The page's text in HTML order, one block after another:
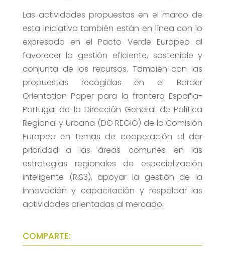
Las actividades propuestas en el marco de
esta iniciativa también están en línea con lo
expresado en el Pacto Verde Europeo al
favorecer la gestión eficiente, sostenible y
conjunta de los recursos. También con las
propuestas recogidas en el Border
Orientation Paper para la frontera España-
Portugal de la Dirección General de Política
Regional y Urbana (DG REGIO) de la Comisión
Europea en temas de cooperación al dar
prioridad a las áreas comunes en las
estrategias regionales de especialización
inteligente (RIS3), apoyar la gestión de la
innovación y capacitación y respaldar las
actividades orientadas al mercado.
COMPARTE: